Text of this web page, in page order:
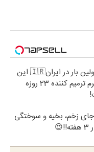
برای اولین بار در ایران🇮🇷 این
دکتر کرم ترمیم کننده 23 روزه
جای زخم، بخیه و سوختگی